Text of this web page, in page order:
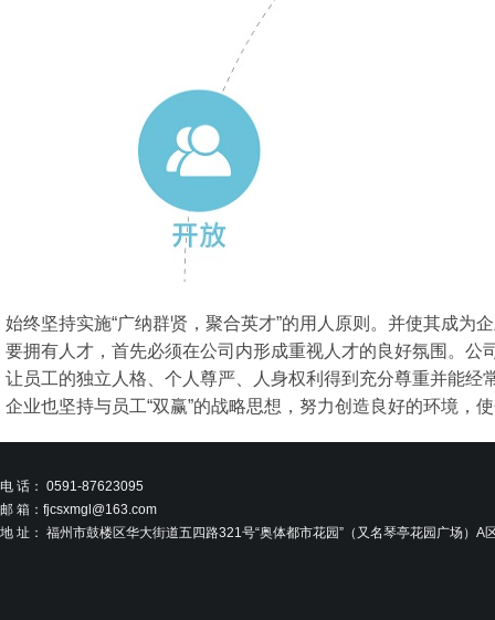
始终坚持实施“广纳群贤，聚合英才”的用人原则。并使其成为
要拥有人才，首先必须在公司内形成重视人才的良好氛围。公
让员工的独立人格、个人尊严、人身权利得到充分尊重并能
企业也坚持与员工“双赢”的战略思想，努力创造良好的环境，
电 话： 0591-87623095
邮 箱：fjcsxmgl@163.com
地 址： 福州市鼓楼区华大街道五四路321号“奥体都市花园”（又名琴亭花园广场）A